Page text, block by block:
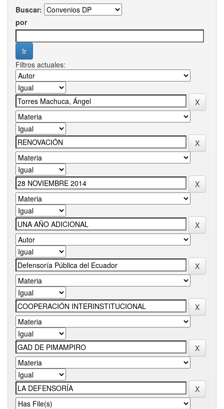
Buscar:
por
Filtros actuales: